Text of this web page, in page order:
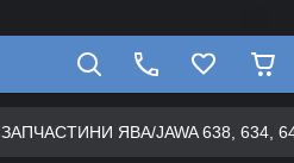
ЗАПЧАСТИНИ ЯВА/JAWA 638, 634,